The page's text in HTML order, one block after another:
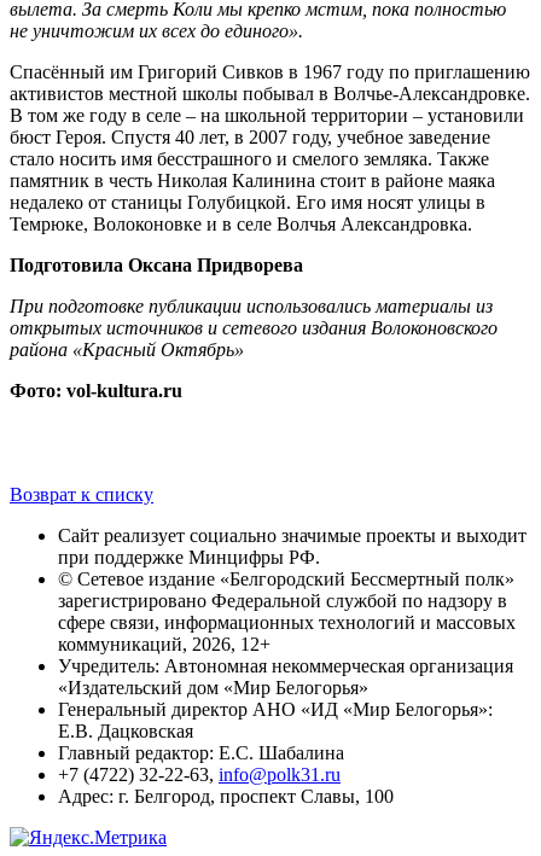
вылета. За смерть Коли мы крепко мстим, пока полностью
не уничтожим их всех до единого».
Спасённый им Григорий Сивков в 1967 году по приглашению
активистов местной школы побывал в Волчье-Александровке.
В том же году в селе – на школьной территории – установили
бюст Героя. Спустя 40 лет, в 2007 году, учебное заведение
стало носить имя бесстрашного и смелого земляка. Также
памятник в честь Николая Калинина стоит в районе маяка
недалеко от станицы Голубицкой. Его имя носят улицы в
Темрюке, Волоконовке и в селе Волчья Александровка.
Подготовила Оксана Придворева
При подготовке публикации использовались материалы из
открытых источников и сетевого издания Волоконовского
района «Красный Октябрь»
Фото: vol-kultura.ru
Возврат к списку
Сайт реализует социально значимые проекты и выходит
при поддержке Минцифры РФ.
© Сетевое издание «Белгородский Бессмертный полк»
зарегистрировано Федеральной службой по надзору в
сфере связи, информационных технологий и массовых
коммуникаций, 2026, 12+
Учредитель: Автономная некоммерческая организация
«Издательский дом «Мир Белогорья»
Генеральный директор АНО «ИД «Мир Белогорья»:
Е.В. Дацковская
Главный редактор: Е.С. Шабалина
+7 (4722) 32-22-63, info@polk31.ru
Адрес: г. Белгород, проспект Славы, 100